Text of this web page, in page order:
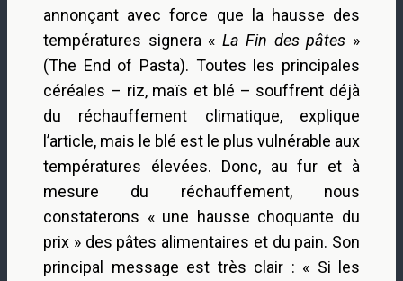
annonçant avec force que la hausse des
températures signera « La Fin des pâtes »
(The End of Pasta). Toutes les principales
céréales – riz, maïs et blé – souffrent déjà
du réchauffement climatique, explique
l’article, mais le blé est le plus vulnérable aux
températures élevées. Donc, au fur et à
mesure du réchauffement, nous
constaterons « une hausse choquante du
prix » des pâtes alimentaires et du pain. Son
principal message est très clair : « Si les